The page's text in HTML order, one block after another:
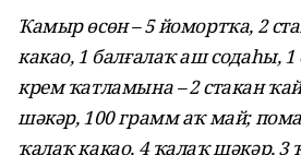
Ҡамыр өсөн – 5 йомортҡа, 2
какао, 1 балғалаҡ аш содаһы,
крем ҡатламына – 2 стакан
шәкәр, 100 грамм аҡ май;
ҡалаҡ какао, 4 ҡалаҡ шәкәр, 3